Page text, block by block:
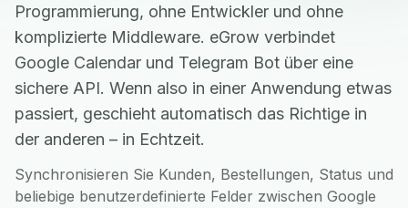
Programmierung, ohne Entwickler und ohne
komplizierte Middleware. eGrow verbindet
Google Calendar und Telegram Bot über eine
sichere API. Wenn also in einer Anwendung etwas
passiert, geschieht automatisch das Richtige in
der anderen – in Echtzeit.
Synchronisieren Sie Kunden, Bestellungen, Status und
beliebige benutzerdefinierte Felder zwischen Google